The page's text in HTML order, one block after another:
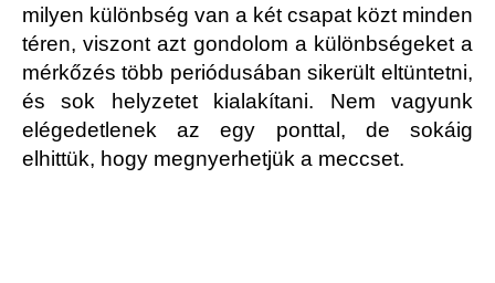
milyen különbség van a két csapat közt minden
téren, viszont azt gondolom a különbségeket a
mérkőzés több periódusában sikerült eltüntetni,
és sok helyzetet kialakítani. Nem vagyunk
elégedetlenek az egy ponttal, de sokáig
elhittük, hogy megnyerhetjük a meccset.